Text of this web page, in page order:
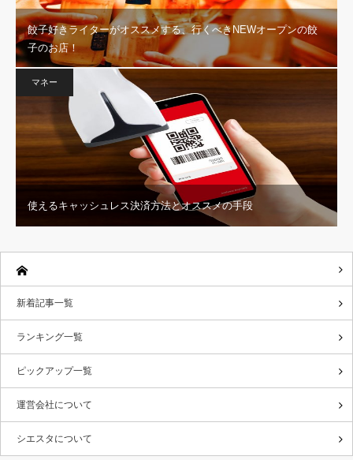
餃子好きライターがオススメする、行くべきNEWオープンの餃
子のお店！
マネー
使えるキャッシュレス決済方法とオススメの手段
新着記事一覧
ランキング一覧
ピックアップ一覧
運営会社について
シエスタについて